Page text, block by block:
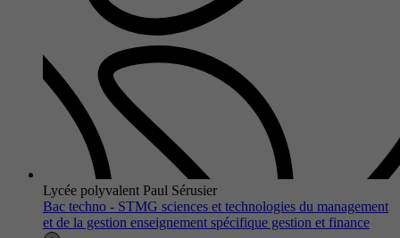
Lycée polyvalent Paul Sérusier
Bac techno - STMG sciences et technologies du management
et de la gestion enseignement spécifique gestion et finance